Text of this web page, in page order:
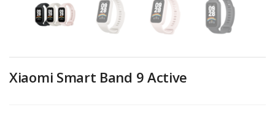
Xiaomi Smart Band 9 Active